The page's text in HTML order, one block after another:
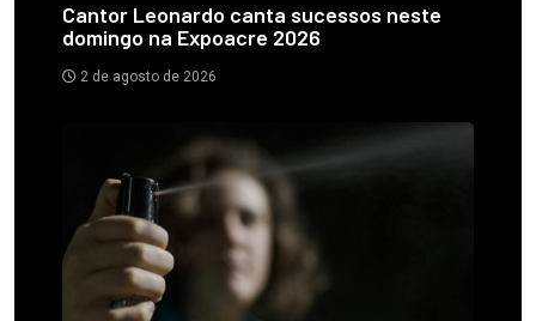
Cantor Leonardo canta sucessos neste
domingo na Expoacre 2026
2 de agosto de 2026